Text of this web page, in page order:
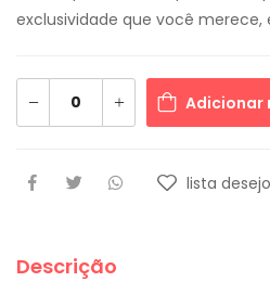
exclusividade que você merece,
Adicionar
lista
Descrição